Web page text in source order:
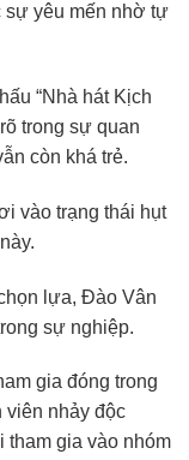
sự yêu mến nhờ tự
“Nhà hát Kịch
trong sự quan
còn khá trẻ.
vào trạng thái hụt
lựa, Đào Vân
sự nghiệp.
gia đóng trong
viên nhảy độc
tham gia vào nhóm